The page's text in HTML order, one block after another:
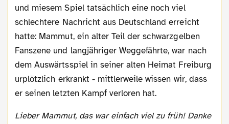
und miesem Spiel tatsächlich eine noch viel
schlechtere Nachricht aus Deutschland erreicht
hatte: Mammut, ein alter Teil der schwarzgelben
Fanszene und langjähriger Weggefährte, war nach
dem Auswärtsspiel in seiner alten Heimat Freiburg
urplötzlich erkrankt - mittlerweile wissen wir, dass
er seinen letzten Kampf verloren hat.
Lieber Mammut, das war einfach viel zu früh! Danke